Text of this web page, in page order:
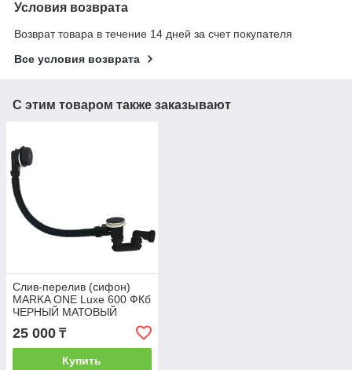
Условия возврата
Возврат товара в течение 14 дней за счет покупателя
Все условия возврата
С этим товаром также заказывают
Слив-перелив (сифон)
MARKA ONE Luxe 600 ФКб
ЧЕРНЫЙ МАТОВЫЙ
25 000 ₸
Купить